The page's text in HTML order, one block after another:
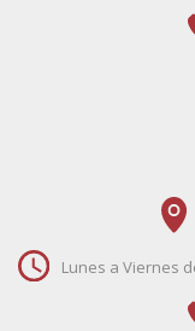
Lunes a Viernes